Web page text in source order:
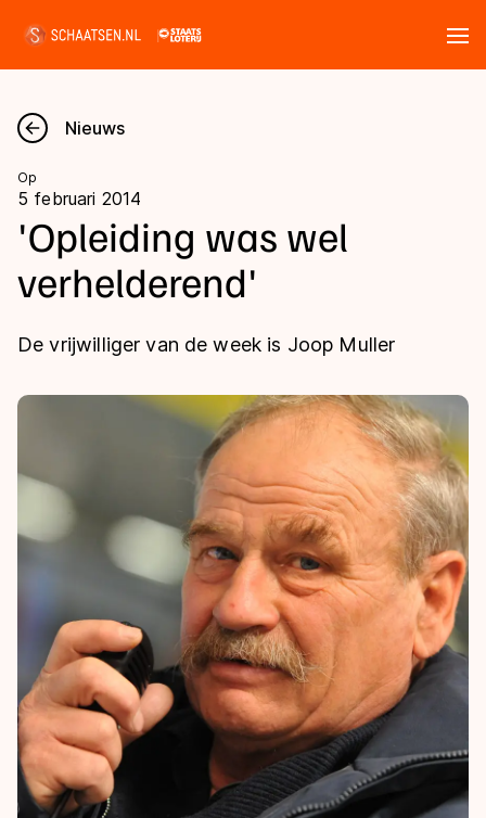
Nieuws
Kalender
Disciplines
Shorttrack
Kunstschaatsen
Schoonrijden
Uitslagen
Langebaan
Marathon
Kunstschaatsen
Tijden & historie
Ranglijsten Langebaan
Persoonlijke records & tijden
Historie & statistiek
De weg op
Inschrijven wedstrijden
Algemene Nederlandse Schaatstijd
Deze zomer de weg op
Waar kan ik schaatsen en skaten?
Schaatsfans
Alles voor jou als schaatsfan
Evenementen
Tickets
Livestreams
Word schaatsfan!
Winacties
Olympische Spelen
Olympische Spelen
Medaille overzicht
Medaillespiegel
Olympische uitslagen
Nieuws
Op
5 februari 2014
'Opleiding was wel
verhelderend'
De vrijwilliger van de week is Joop Muller